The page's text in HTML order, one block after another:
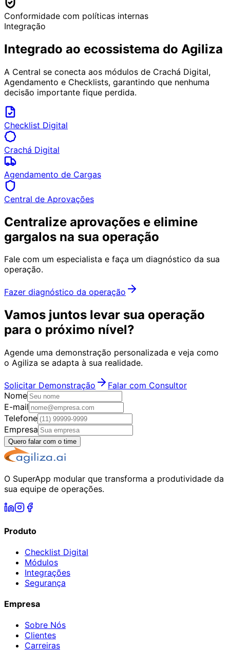
Conformidade com políticas internas
Integração
Integrado ao ecossistema do Agiliza
A Central se conecta aos módulos de Crachá Digital,
Agendamento e Checklists, garantindo que nenhuma
decisão importante fique perdida.
Checklist Digital
Crachá Digital
Agendamento de Cargas
Central de Aprovações
Centralize aprovações e elimine
gargalos na sua operação
Fale com um especialista e faça um diagnóstico da sua
operação.
Fazer diagnóstico da operação
Vamos juntos levar sua operação
para o próximo nível?
Agende uma demonstração personalizada e veja como
o Agiliza se adapta à sua realidade.
Solicitar Demonstração
Falar com Consultor
Nome
E-mail
Telefone
Empresa
Quero falar com o time
O SuperApp modular que transforma a produtividade da
sua equipe de operações.
Produto
Checklist Digital
Módulos
Integrações
Segurança
Empresa
Sobre Nós
Clientes
Carreiras